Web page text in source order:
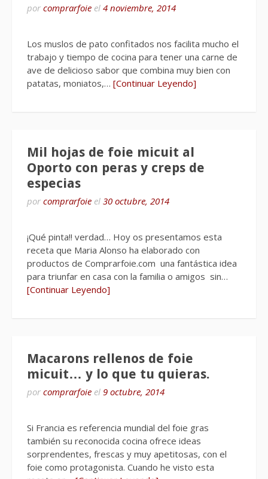
por comprarfoie el 4 noviembre, 2014
Los muslos de pato confitados nos facilita mucho el
trabajo y tiempo de cocina para tener una carne de
ave de delicioso sabor que combina muy bien con
patatas, moniatos,… [Continuar Leyendo]
Mil hojas de foie micuit al
Oporto con peras y creps de
especias
por comprarfoie el 30 octubre, 2014
¡Qué pinta!! verdad… Hoy os presentamos esta
receta que Maria Alonso ha elaborado con
productos de Comprarfoie.com una fantástica idea
para triunfar en casa con la familia o amigos sin…
[Continuar Leyendo]
Macarons rellenos de foie
micuit… y lo que tu quieras.
por comprarfoie el 9 octubre, 2014
Si Francia es referencia mundial del foie gras
también su reconocida cocina ofrece ideas
sorprendentes, frescas y muy apetitosas, con el
foie como protagonista. Cuando he visto esta